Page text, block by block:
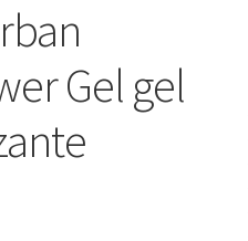
Gel gel